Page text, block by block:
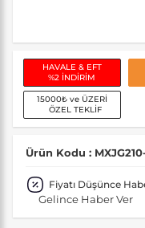
HAVALE & EFT
%2 İNDİRİM
15000₺ ve ÜZERİ
ÖZEL TEKLİF
Ürün Kodu :
Fiyatı Düşünce
Gelince Haber Ver